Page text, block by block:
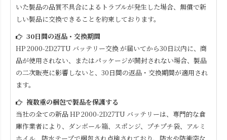
いた製品の品質不具合によるトラブルが発生した場合、無償で新
しい製品に交換できることを約束しております。
30日間の返品・交換期間
HP 2000-2D27TU バッテリー交換 が届いてから30日以内に、商
品が使用されない、またはパッケージが開封されない場合、製品
の二次販売に影響しないと、30日間の返品・交換期間が適用され
ます。
複数重の梱包で製品を保護する
当社の全ての新品HP 2000-2D27TU バッテリーは、専門的な倉
庫作業者により、ダンボール箱、スポンジ、プチプチ袋、アルミ